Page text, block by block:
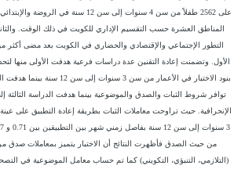
على 2562 طفلاً من سن 4 سنوات إلى سن 12 سنة
الأول. وتضمنت إعادة التقنين عدة دراسات فرعية هدفت الأولى منها
بنود الاختبار في الأعمار من سن 3
توافر شروط الثبات والصدق والموضوعية بينما هدفت الدراسة الثالثة
من حيث الصدق فأظهرت النتائج أن الاختبار يتميز بمعاملات صدق
(التلازمي، التنبؤي، التكويني) كما تم حساب معامل الموضوعية في